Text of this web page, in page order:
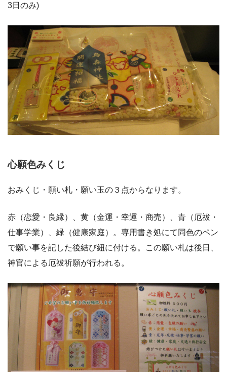
3日のみ)
心願色みくじ
おみくじ・願い札・願い玉の３点からなります。
赤（恋愛・良縁）、黄（金運・幸運・商売）、青（厄祓・
仕事学業）、緑（健康家庭）。専用書き処にて同色のペン
で願い事を記した後結び紐に付ける。この願い札は後日、
神官による厄祓祈願が行われる。